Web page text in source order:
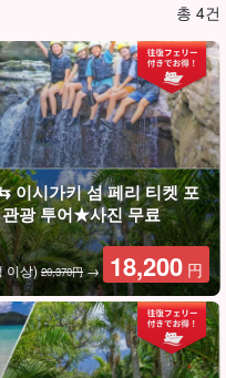
한정 특전!
리 승선권 포함☆彡
이 포함되어 있어 별도로 구
총 4건
이시가키 섬 페리 티켓 포
광 투어★사진 무료
이상)20,370円→ 18,200 円